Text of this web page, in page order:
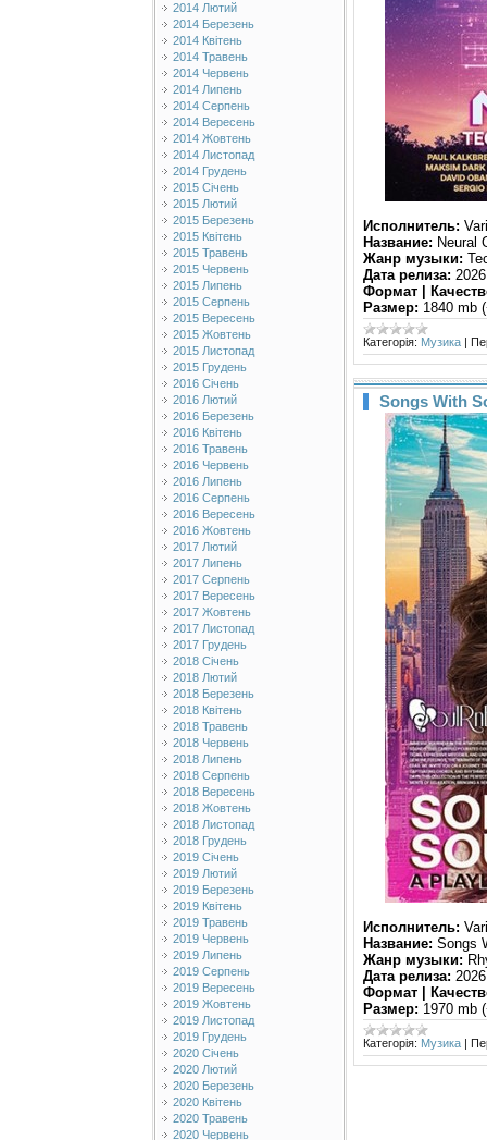
2014 Лютий
2014 Березень
2014 Квітень
2014 Травень
2014 Червень
2014 Липень
2014 Серпень
2014 Вересень
2014 Жовтень
2014 Листопад
2014 Грудень
2015 Січень
2015 Лютий
2015 Березень
2015 Квітень
2015 Травень
2015 Червень
2015 Липень
2015 Серпень
2015 Вересень
2015 Жовтень
2015 Листопад
2015 Грудень
2016 Січень
2016 Лютий
2016 Березень
2016 Квітень
2016 Травень
2016 Червень
2016 Липень
2016 Серпень
2016 Вересень
2016 Жовтень
2017 Лютий
2017 Липень
2017 Серпень
2017 Вересень
2017 Жовтень
2017 Листопад
2017 Грудень
2018 Січень
2018 Лютий
2018 Березень
2018 Квітень
2018 Травень
2018 Червень
2018 Липень
2018 Серпень
2018 Вересень
2018 Жовтень
2018 Листопад
2018 Грудень
2019 Січень
2019 Лютий
2019 Березень
2019 Квітень
2019 Травень
2019 Червень
2019 Липень
2019 Серпень
2019 Вересень
2019 Жовтень
2019 Листопад
2019 Грудень
2020 Січень
2020 Лютий
2020 Березень
2020 Квітень
2020 Травень
2020 Червень
Исполнитель:
Название: Neural
Жанр музыки:
Дата релиза: 2026
Формат |
Размер: 1840 mb
Категорія: Музика |
Songs With
Исполнитель:
Название: Songs
Жанр музыки:
Дата релиза: 2026
Формат |
Размер: 1970 mb
Категорія: Музика |